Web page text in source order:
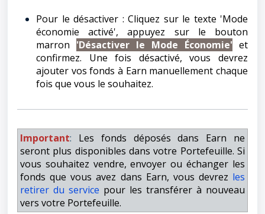
Pour le désactiver : Cliquez sur le texte 'Mode
économie activé', appuyez sur le bouton
marron 'Désactiver le Mode Économie' et
confirmez. Une fois désactivé, vous devrez
ajouter vos fonds à Earn manuellement chaque
fois que vous le souhaitez.
Important: Les fonds déposés dans Earn ne
seront plus disponibles dans votre Portefeuille. Si
vous souhaitez vendre, envoyer ou échanger les
fonds que vous avez dans Earn, vous devrez les
retirer du service pour les transférer à nouveau
vers votre Portefeuille.